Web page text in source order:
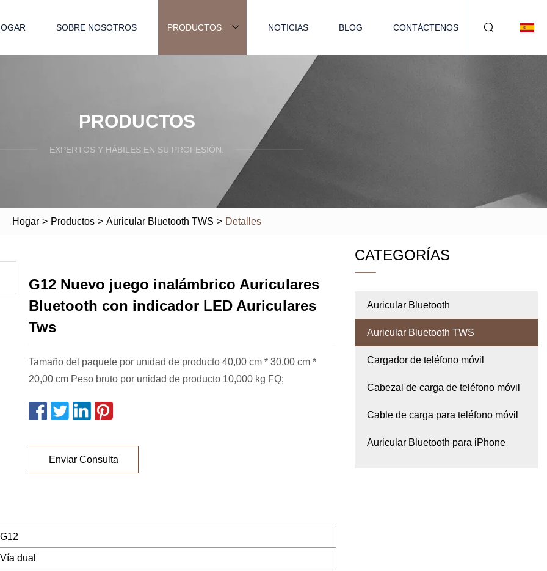
SOBRE NOSOTROS PRODUCTOS NOTICIAS BLOG CONTÁCTENOS
PRODUCTOS
EXPERTOS Y HÁBILES EN SU PROFESIÓN.
Hogar > Productos > Auricular Bluetooth TWS > Detalles
G12 Nuevo juego inalámbrico Auriculares
Bluetooth con indicador LED Auriculares
Tws
Tamaño del paquete por unidad de producto 40,00 cm * 30,00 cm *
20,00 cm Peso bruto por unidad de producto 10,000 kg FQ;
Enviar Consulta
G12
Vía dual
CATEGORÍAS
Auricular Bluetooth
Auricular Bluetooth TWS
Cargador de teléfono móvil
Cabezal de carga de teléfono móvil
Cable de carga para teléfono móvil
Auricular Bluetooth para iPhone